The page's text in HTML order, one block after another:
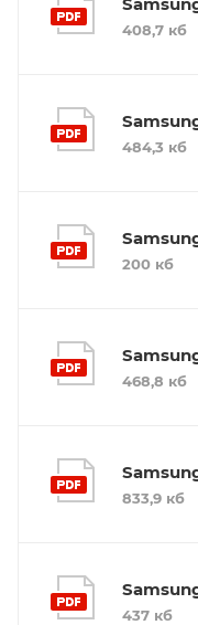
408,7 кб
484,3 кб
200 кб
468,8 кб
833,9 кб
437 кб